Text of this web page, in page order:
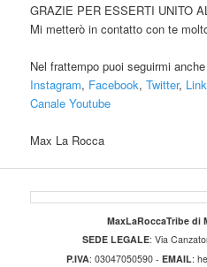
GRAZIE PER ESSERTI UNITO
Mi metterò in contatto con te
Nel frattempo puoi seguirmi
Instagram, Facebook,Twitter,
Canale Youtube
Max La Rocca
MaxLaRoccaTribe di
SEDE LEGALE: Via
P.IVA: 03047050590 - EMAIL: